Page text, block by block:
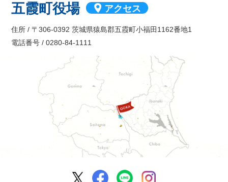
五霞町役場 アクセス
住所 / 〒306-0392 茨城県猿島郡五霞町小福田1162番地1
電話番号 / 0280-84-1111
五霞町公式X五霞町公式Facebook
五霞町公式LINE